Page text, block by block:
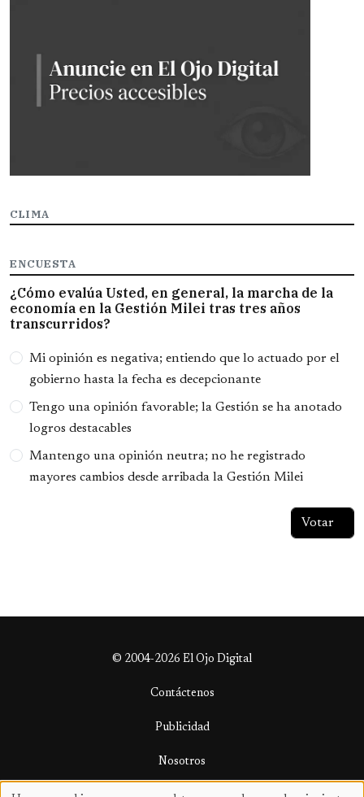
CLIMA
ENCUESTA
¿Cómo evalúa Usted, en general, la marcha de la
economía en la Gestión Milei tras tres años
transcurridos?
Opciones
Mi opinión es negativa; entiendo que lo actuado por el
gobierno hasta la fecha es decepcionante
Tengo una opinión favorable; la Gestión se ha anotado
logros destacables
Mantengo una opinión neutra; no he registrado
mayores cambios desde arribada la Gestión Milei
© 2004-2026 El Ojo Digital
Contáctenos
Publicidad
Nosotros